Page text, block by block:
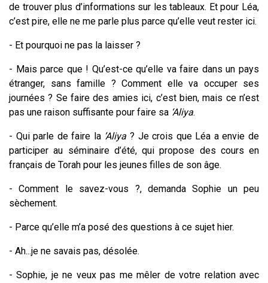
de trouver plus d’informations sur les tableaux. Et pour Léa,
c’est pire, elle ne me parle plus parce qu’elle veut rester ici.
- Et pourquoi ne pas la laisser ?
- Mais parce que ! Qu’est-ce qu’elle va faire dans un pays
étranger, sans famille ? Comment elle va occuper ses
journées ? Se faire des amies ici, c’est bien, mais ce n’est
pas une raison suffisante pour faire sa ‘Aliya.
- Qui parle de faire la ’Aliya ? Je crois que Léa a envie de
participer au séminaire d’été, qui propose des cours en
français de Torah pour les jeunes filles de son âge.
- Comment le savez-vous ?, demanda Sophie un peu
sèchement.
- Parce qu’elle m’a posé des questions à ce sujet hier.
- Ah...je ne savais pas, désolée.
- Sophie, je ne veux pas me mêler de votre relation avec